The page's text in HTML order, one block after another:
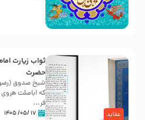
عقاید
ثواب زیارت
حضرت
شیخ صدوق
که اباصلت هروی
فر...
۱۷ /۰۵/ ۱۴۰۵